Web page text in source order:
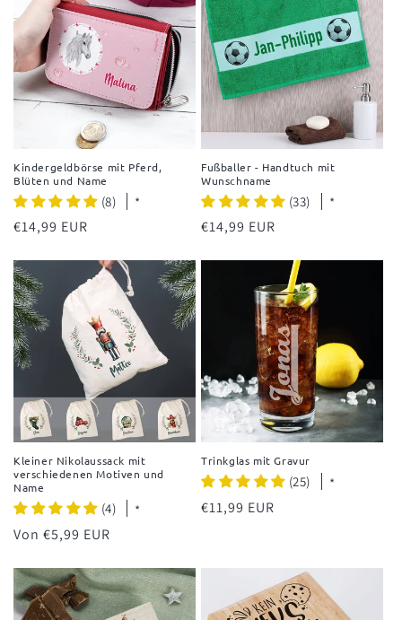
Kindergeldbörse mit Pferd,
Blüten und Name
(8) *
Normaler
€14,99 EUR
Fußballer - Handtuch mit
Wunschname
(33) *
Normaler
€14,99 EUR
Kleiner Nikolaussack mit
verschiedenen Motiven und
Name
(4) *
Normaler
Von €5,99 EUR
Trinkglas mit Gravur
(25) *
Normaler
€11,99 EUR